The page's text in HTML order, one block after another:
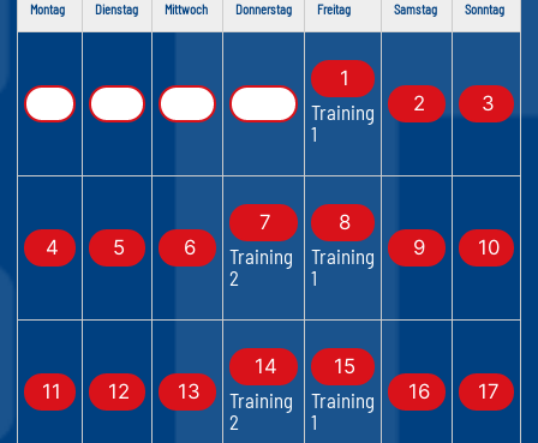
Montag Dienstag Mittwoch Donnerstag Freitag Samstag Sonntag
1
Training
1
2 3
4 5 6
7
Training
2
8
Training
1
9 10
11 12 13
14
Training
2
15
Training
1
16 17